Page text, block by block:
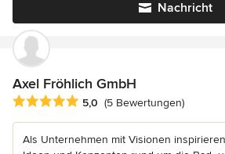
Nachricht
Axel Fröhlich GmbH
Durchschnittliche Bewertung: 5 von 5
5,0 (5 Bewertungen)
Als Unternehmen mit Visionen